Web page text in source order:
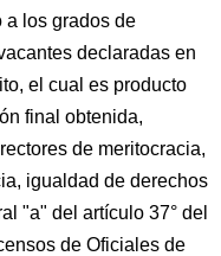
a los grados de
declaradas en
el cual es producto
final obtenida,
de meritocracia,
igualdad de derechos
"a" del artículo 37° del
de Oficiales de